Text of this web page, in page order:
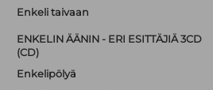
Enkeli taivaan
ENKELIN ÄÄNIN - ERI ESITTÄJIÄ 3CD
(CD)
Enkelipölyä